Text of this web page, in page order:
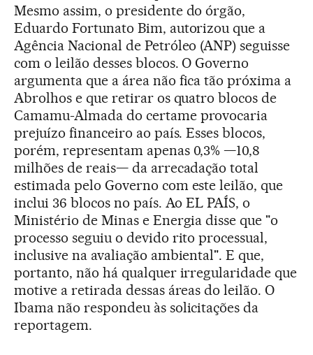
Mesmo assim, o presidente do órgão,
Eduardo Fortunato Bim, autorizou que a
Agência Nacional de Petróleo (ANP) seguisse
com o leilão desses blocos. O Governo
argumenta que a área não fica tão próxima a
Abrolhos e que retirar os quatro blocos de
Camamu-Almada do certame provocaria
prejuízo financeiro ao país. Esses blocos,
porém, representam apenas 0,3% —10,8
milhões de reais— da arrecadação total
estimada pelo Governo com este leilão, que
inclui 36 blocos no país. Ao EL PAÍS, o
Ministério de Minas e Energia disse que "o
processo seguiu o devido rito processual,
inclusive na avaliação ambiental". E que,
portanto, não há qualquer irregularidade que
motive a retirada dessas áreas do leilão. O
Ibama não respondeu às solicitações da
reportagem.